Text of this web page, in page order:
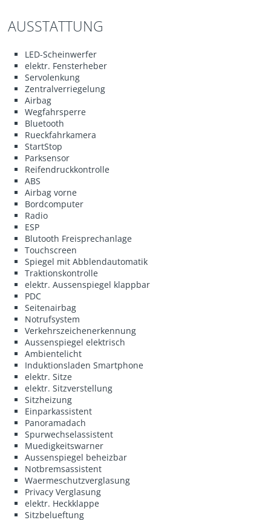
AUSSTATTUNG
LED-Scheinwerfer
elektr. Fensterheber
Servolenkung
Zentralverriegelung
Airbag
Wegfahrsperre
Bluetooth
Rueckfahrkamera
StartStop
Parksensor
Reifendruckkontrolle
ABS
Airbag vorne
Bordcomputer
Radio
ESP
Blutooth Freisprechanlage
Touchscreen
Spiegel mit Abblendautomatik
Traktionskontrolle
elektr. Aussenspiegel klappbar
PDC
Seitenairbag
Notrufsystem
Verkehrszeichenerkennung
Aussenspiegel elektrisch
Ambientelicht
Induktionsladen Smartphone
elektr. Sitze
elektr. Sitzverstellung
Sitzheizung
Einparkassistent
Panoramadach
Spurwechselassistent
Muedigkeitswarner
Aussenspiegel beheizbar
Notbremsassistent
Waermeschutzverglasung
Privacy Verglasung
elektr. Heckklappe
Sitzbelueftung